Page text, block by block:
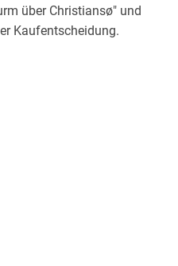
über Christiansø" und
Kaufentscheidung.